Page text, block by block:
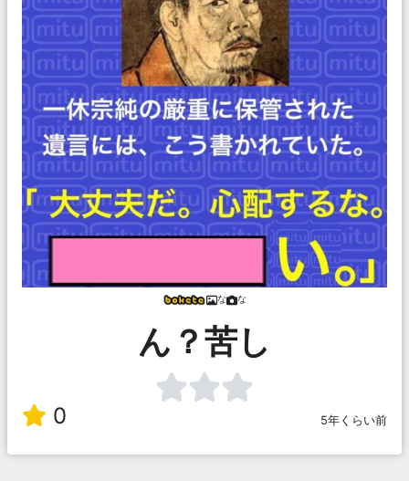
な な
ん？苦し
0 5年くらい前